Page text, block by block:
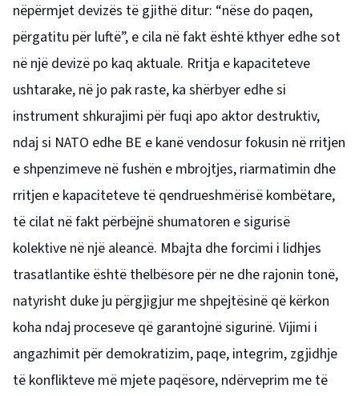
nëpërmjet devizës të gjithë ditur: “nëse do paqen,
përgatitu për luftë”, e cila në fakt është kthyer edhe sot
në një devizë po kaq aktuale. Rritja e kapaciteteve
ushtarake, në jo pak raste, ka shërbyer edhe si
instrument shkurajimi për fuqi apo aktor destruktiv,
ndaj si NATO edhe BE e kanë vendosur fokusin në rritjen
e shpenzimeve në fushën e mbrojtjes, riarmatimin dhe
rritjen e kapaciteteve të qendrueshmërisë kombëtare,
të cilat në fakt përbëjnë shumatoren e sigurisë
kolektive në një aleancë. Mbajta dhe forcimi i lidhjes
trasatlantike është thelbësore për ne dhe rajonin tonë,
natyrisht duke ju përgjigjur me shpejtësinë që kërkon
koha ndaj proceseve që garantojnë sigurinë. Vijimi i
angazhimit për demokratizim, paqe, integrim, zgjidhje
të konflikteve më mjete paqësore, ndërveprim me të